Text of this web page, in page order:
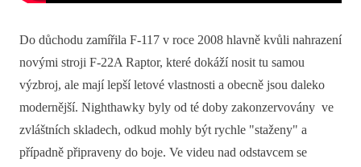
Do důchodu zamířila F-117 v roce 2008 hlavně kvůli nahrazení
novými stroji F-22A Raptor, které dokáží nosit tu samou
výzbroj, ale mají lepší letové vlastnosti a obecně jsou daleko
modernější. Nighthawky byly od té doby zakonzervovány ve
zvláštních skladech, odkud mohly být rychle "staženy" a
případně připraveny do boje. Ve videu nad odstavcem se